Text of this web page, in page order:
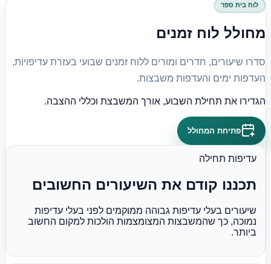
לוח בית ספר
מחולל לוח זמנים
סדרו שיעורים, חדרים ומורים ללוח זמנים שבועי בעזרת עדיפויות,
העדפות ימים והעדפות משבצות.
הגדירו את תחילת השבוע, אורך המשבצת וכללי ההצבה.
פתיחת המחולל
עדיפות תחילה
תכננו קודם את השיעורים החשובים
שיעורים בעלי עדיפות גבוהה ממוקמים לפני בעלי עדיפות
נמוכה, כך שהמשבצות המצומצמות הולכות למקום החשוב
ביותר.